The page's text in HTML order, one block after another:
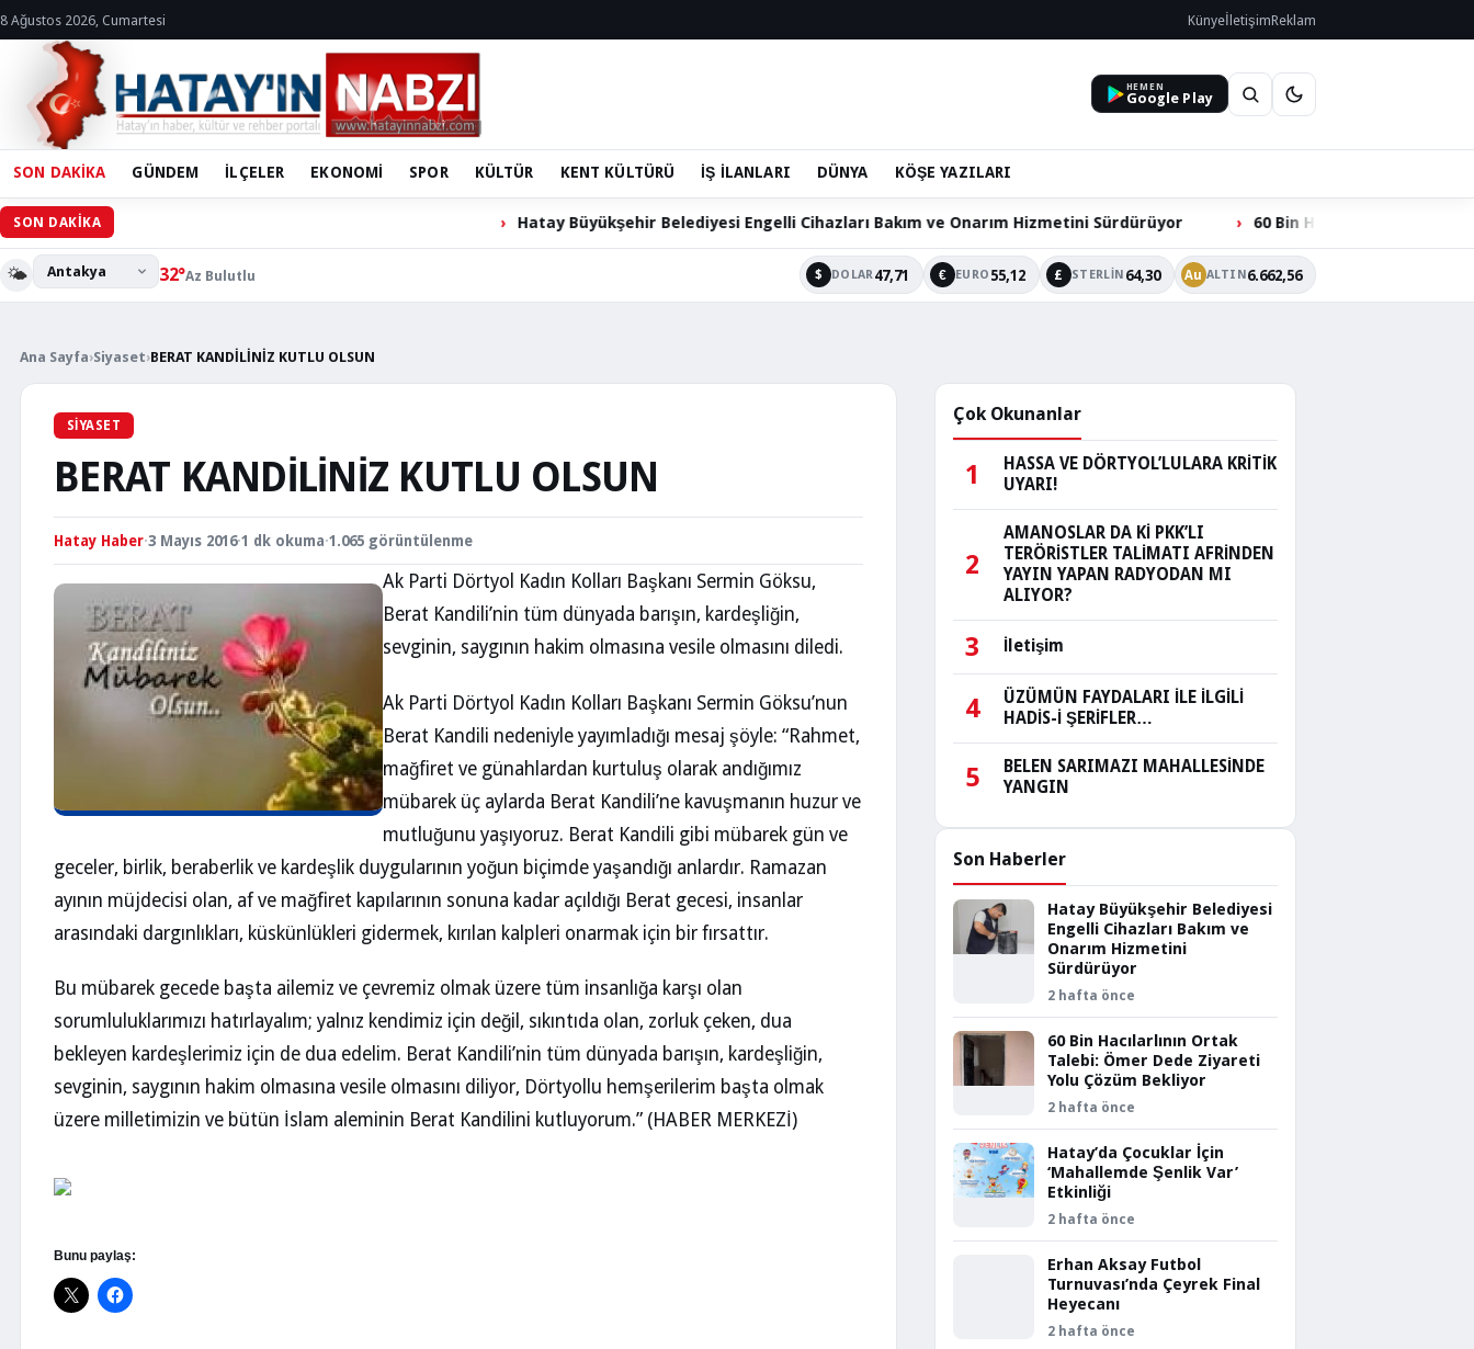
8 Ağustos 2026, Cumartesi KünyeİletişimReklam
HEMEN
Google Play
SON DAKİKA GÜNDEM İLÇELER EKONOMİ SPOR KÜLTÜR KENT KÜLTÜRÜ İŞ İLANLARI DÜNYA KÖŞE YAZILARI
SON DAKİKA Hatay Büyükşehir Belediyesi Engelli Cihazları Bakım ve Onarım Hizmetini Sürdürüyor 60 Bin Hacılarlının Ortak Talebi: Ömer
🌤️ 32°Az Bulutlu $ DOLAR47,71 € EURO 55,12 £ STERLIN 64,30 Au ALTIN 6.662,56
Ana Sayfa›Siyaset›BERAT KANDİLİNİZ KUTLU OLSUN
SIYASET
BERAT KANDİLİNİZ KUTLU OLSUN
Hatay Haber·3 Mayıs 2016·1 dk okuma·1.065 görüntülenme
Ak Parti Dörtyol Kadın Kolları Başkanı Sermin Göksu,
Berat Kandili’nin tüm dünyada barışın, kardeşliğin,
sevginin, saygının hakim olmasına vesile olmasını diledi.
Ak Parti Dörtyol Kadın Kolları Başkanı Sermin Göksu’nun
Berat Kandili nedeniyle yayımladığı mesaj şöyle: “Rahmet,
mağfiret ve günahlardan kurtuluş olarak andığımız
mübarek üç aylarda Berat Kandili’ne kavuşmanın huzur ve
mutluğunu yaşıyoruz. Berat Kandili gibi mübarek gün ve
geceler, birlik, beraberlik ve kardeşlik duygularının yoğun biçimde yaşandığı anlardır. Ramazan
ayının müjdecisi olan, af ve mağfiret kapılarının sonuna kadar açıldığı Berat gecesi, insanlar
arasındaki dargınlıkları, küskünlükleri gidermek, kırılan kalpleri onarmak için bir fırsattır.
Bu mübarek gecede başta ailemiz ve çevremiz olmak üzere tüm insanlığa karşı olan
sorumluluklarımızı hatırlayalım; yalnız kendimiz için değil, sıkıntıda olan, zorluk çeken, dua
bekleyen kardeşlerimiz için de dua edelim. Berat Kandili’nin tüm dünyada barışın, kardeşliğin,
sevginin, saygının hakim olmasına vesile olmasını diliyor, Dörtyollu hemşerilerim başta olmak
üzere milletimizin ve bütün İslam aleminin Berat Kandilini kutluyorum.” (HABER MERKEZİ)
Bunu paylaş:
Çok Okunanlar
1
HASSA VE DÖRTYOL’LULARA KRİTİK
UYARI!
2
AMANOSLAR DA Kİ PKK’LI
TERÖRİSTLER TALİMATI AFRİNDEN
YAYIN YAPAN RADYODAN MI
ALIYOR?
3 İletişim
4
ÜZÜMÜN FAYDALARI İLE İLGİLİ
HADİS-İ ŞERİFLER…
5
BELEN SARIMAZI MAHALLESİNDE
YANGIN
Son Haberler
Hatay Büyükşehir Belediyesi
Engelli Cihazları Bakım ve
Onarım Hizmetini
Sürdürüyor
2 hafta önce
60 Bin Hacılarlının Ortak
Talebi: Ömer Dede Ziyareti
Yolu Çözüm Bekliyor
2 hafta önce
Hatay’da Çocuklar İçin
‘Mahallemde Şenlik Var’
Etkinliği
2 hafta önce
Erhan Aksay Futbol
Turnuvası’nda Çeyrek Final
Heyecanı
2 hafta önce